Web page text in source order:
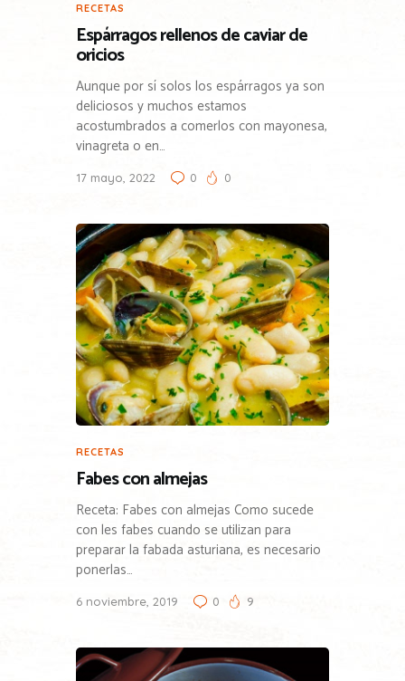
RECETAS
Espárragos rellenos de caviar de
oricios
Aunque por sí solos los espárragos ya son
deliciosos y muchos estamos
acostumbrados a comerlos con mayonesa,
vinagreta o en…
17 mayo, 2022 0 0
RECETAS
Fabes con almejas
Receta: Fabes con almejas Como sucede
con les fabes cuando se utilizan para
preparar la fabada asturiana, es necesario
ponerlas…
6 noviembre, 2019 0 9